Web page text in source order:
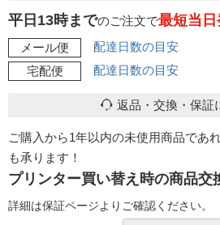
平日13時までのご注文で最短当日
メール便
配達日数の目安
宅配便
配達日数の目安
返品・交換・保証
ご購入から1年以内の未使用商品であ
も承ります！
プリンター買い替え時の商品交
詳細は保証ページよりご確認ください。